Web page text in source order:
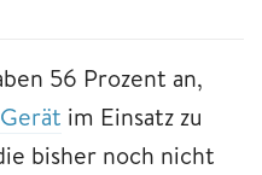
56 Prozent an,
im Einsatz zu
bisher noch nicht